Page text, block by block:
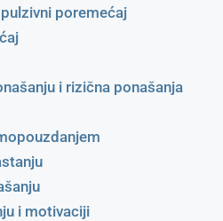
poremećaj
i rizična ponašanja
i motivaciji